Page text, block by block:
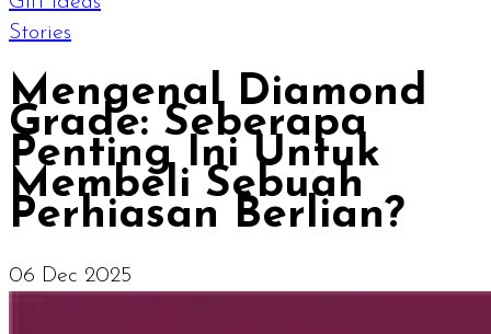
Stories
Mengenal Diamond
Grade: Seberapa
Penting Ini Untuk
Membeli Sebuah
Perhiasan Berlian?
06 Dec 2025